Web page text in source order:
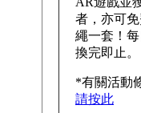
者，亦可
繩一套！每
換完即止。
*有關活動
請按此